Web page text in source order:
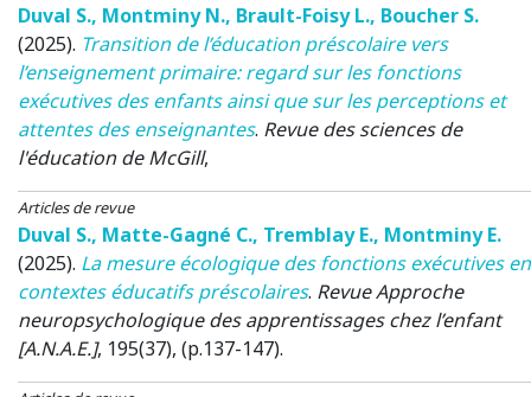
Duval S., Montminy N., Brault-Foisy L., Boucher S.
(2025). Transition de l’éducation préscolaire vers
l’enseignement primaire: regard sur les fonctions
exécutives des enfants ainsi que sur les perceptions et
attentes des enseignantes. Revue des sciences de
l'éducation de McGill,
Articles de revue
Duval S., Matte-Gagné C., Tremblay E., Montminy E.
(2025). La mesure écologique des fonctions exécutives en
contextes éducatifs préscolaires. Revue Approche
neuropsychologique des apprentissages chez l’enfant
[A.N.A.E.], 195(37), (p.137-147).